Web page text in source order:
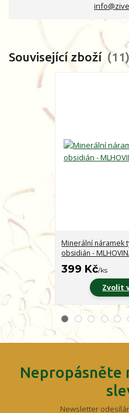
Související zboží 11
Minerální náramek
obsidián -
399 Kč/ks
Zvolit
Nepropásněte
Newsletter